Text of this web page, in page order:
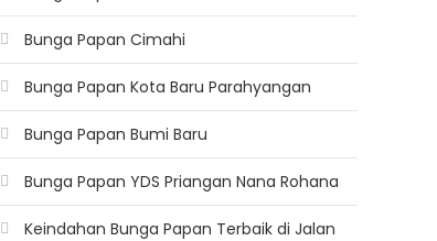
Bunga Papan Cimahi
Bunga Papan Kota Baru Parahyangan
Bunga Papan Bumi Baru
Bunga Papan YDS Priangan Nana Rohana
Keindahan Bunga Papan Terbaik di Jalan